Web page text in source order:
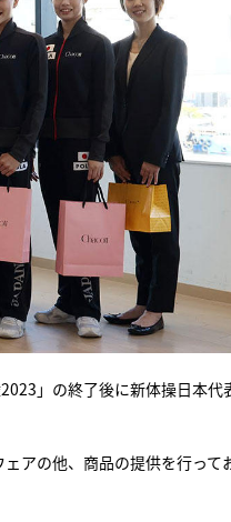
」の終了後に新体操日本代
アの他、商品の提供を行って